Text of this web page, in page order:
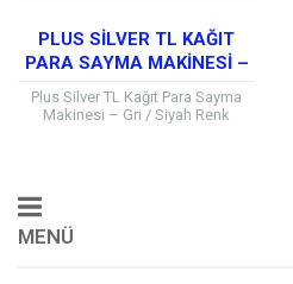
PLUS SILVER TL KAĞIT
PARA SAYMA MAKINESI –
GRI / SIYAH RENK
Plus Silver TL Kağıt Para Sayma
Makinesi – Gri / Siyah Renk
MENÜ